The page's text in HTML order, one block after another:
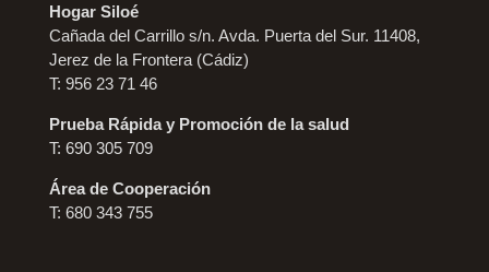
Hogar Siloé
Cañada del Carrillo s/n. Avda. Puerta del Sur. 11408,
Jerez de la Frontera (Cádiz)
T: 956 23 71 46
Prueba Rápida y Promoción de la salud
T: 690 305 709
Área de Cooperación
T: 680 343 755